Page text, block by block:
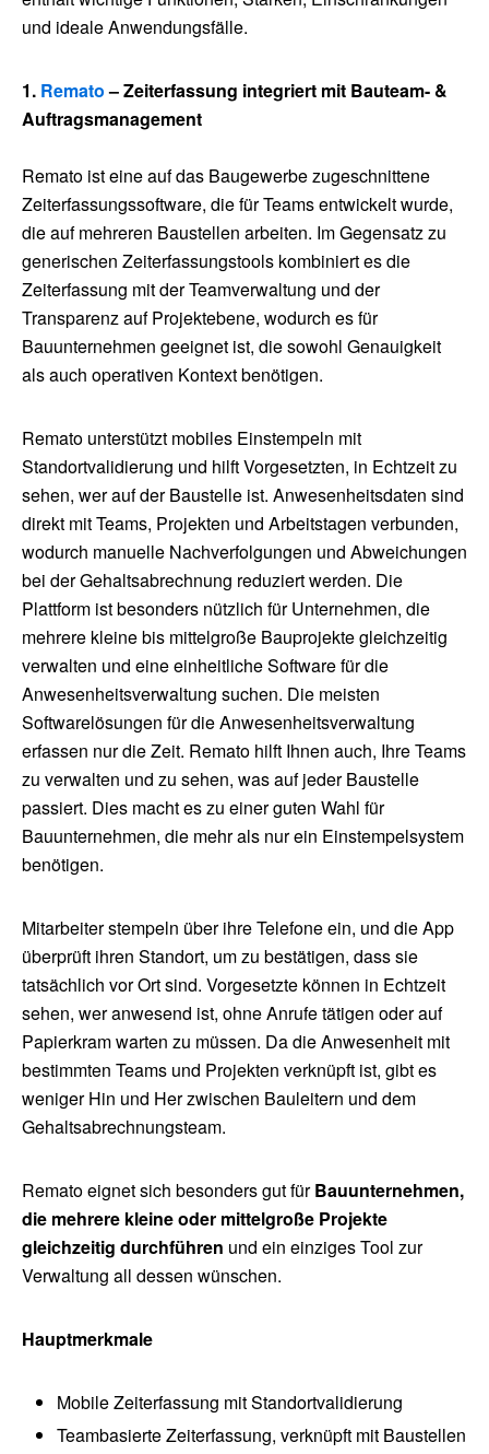
und ideale Anwendungsfälle.
1. Remato– Zeiterfassung integriert mit Bauteam- &
Auftragsmanagement
Remato ist eine auf das Baugewerbe zugeschnittene
Zeiterfassungssoftware, die für Teams entwickelt wurde,
die auf mehreren Baustellen arbeiten. Im Gegensatz zu
generischen Zeiterfassungstools kombiniert es die
Zeiterfassung mit der Teamverwaltung und der
Transparenz auf Projektebene, wodurch es für
Bauunternehmen geeignet ist, die sowohl Genauigkeit
als auch operativen Kontext benötigen.
Remato unterstützt mobiles Einstempeln mit
Standortvalidierung und hilft Vorgesetzten, in Echtzeit zu
sehen, wer auf der Baustelle ist. Anwesenheitsdaten sind
direkt mit Teams, Projekten und Arbeitstagen verbunden,
wodurch manuelle Nachverfolgungen und Abweichungen
bei der Gehaltsabrechnung reduziert werden. Die
Plattform ist besonders nützlich für Unternehmen, die
mehrere kleine bis mittelgroße Bauprojekte gleichzeitig
verwalten und eine einheitliche Software für die
Anwesenheitsverwaltung suchen. Die meisten
Softwarelösungen für die Anwesenheitsverwaltung
erfassen nur die Zeit. Remato hilft Ihnen auch, Ihre Teams
zu verwalten und zu sehen, was auf jeder Baustelle
passiert. Dies macht es zu einer guten Wahl für
Bauunternehmen, die mehr als nur ein Einstempelsystem
benötigen.
Mitarbeiter stempeln über ihre Telefone ein, und die App
überprüft ihren Standort, um zu bestätigen, dass sie
tatsächlich vor Ort sind. Vorgesetzte können in Echtzeit
sehen, wer anwesend ist, ohne Anrufe tätigen oder auf
Papierkram warten zu müssen. Da die Anwesenheit mit
bestimmten Teams und Projekten verknüpft ist, gibt es
weniger Hin und Her zwischen Bauleitern und dem
Gehaltsabrechnungsteam.
Remato eignet sich besonders gut fürBauunternehmen,
die mehrere kleine oder mittelgroße Projekte
gleichzeitig durchführen und ein einziges Tool zur
Verwaltung all dessen wünschen.
Hauptmerkmale
Mobile Zeiterfassung mit Standortvalidierung
Teambasierte Zeiterfassung, verknüpft mit Baustellen